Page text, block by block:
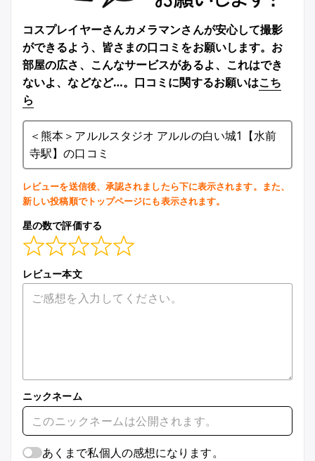
コスプレイヤーさんカメラマンさんが安心して撮影
ができるよう、皆さまの口コミをお願いします。お
部屋の広さ、こんなサービスがあるよ、これはでき
ないよ、などなど…。口コミに関するお願いはこち
ら
＜熊本＞アルルスタジオ アルルの白い城1【水前
寺駅】の口コミ
レビューを送信後、承認されましたら下に表示されます。また、
新しい投稿順でトップページにも表示されます。
星の数で評価する
レビュー本文
ニックネーム
あくまで私個人の感想になります。